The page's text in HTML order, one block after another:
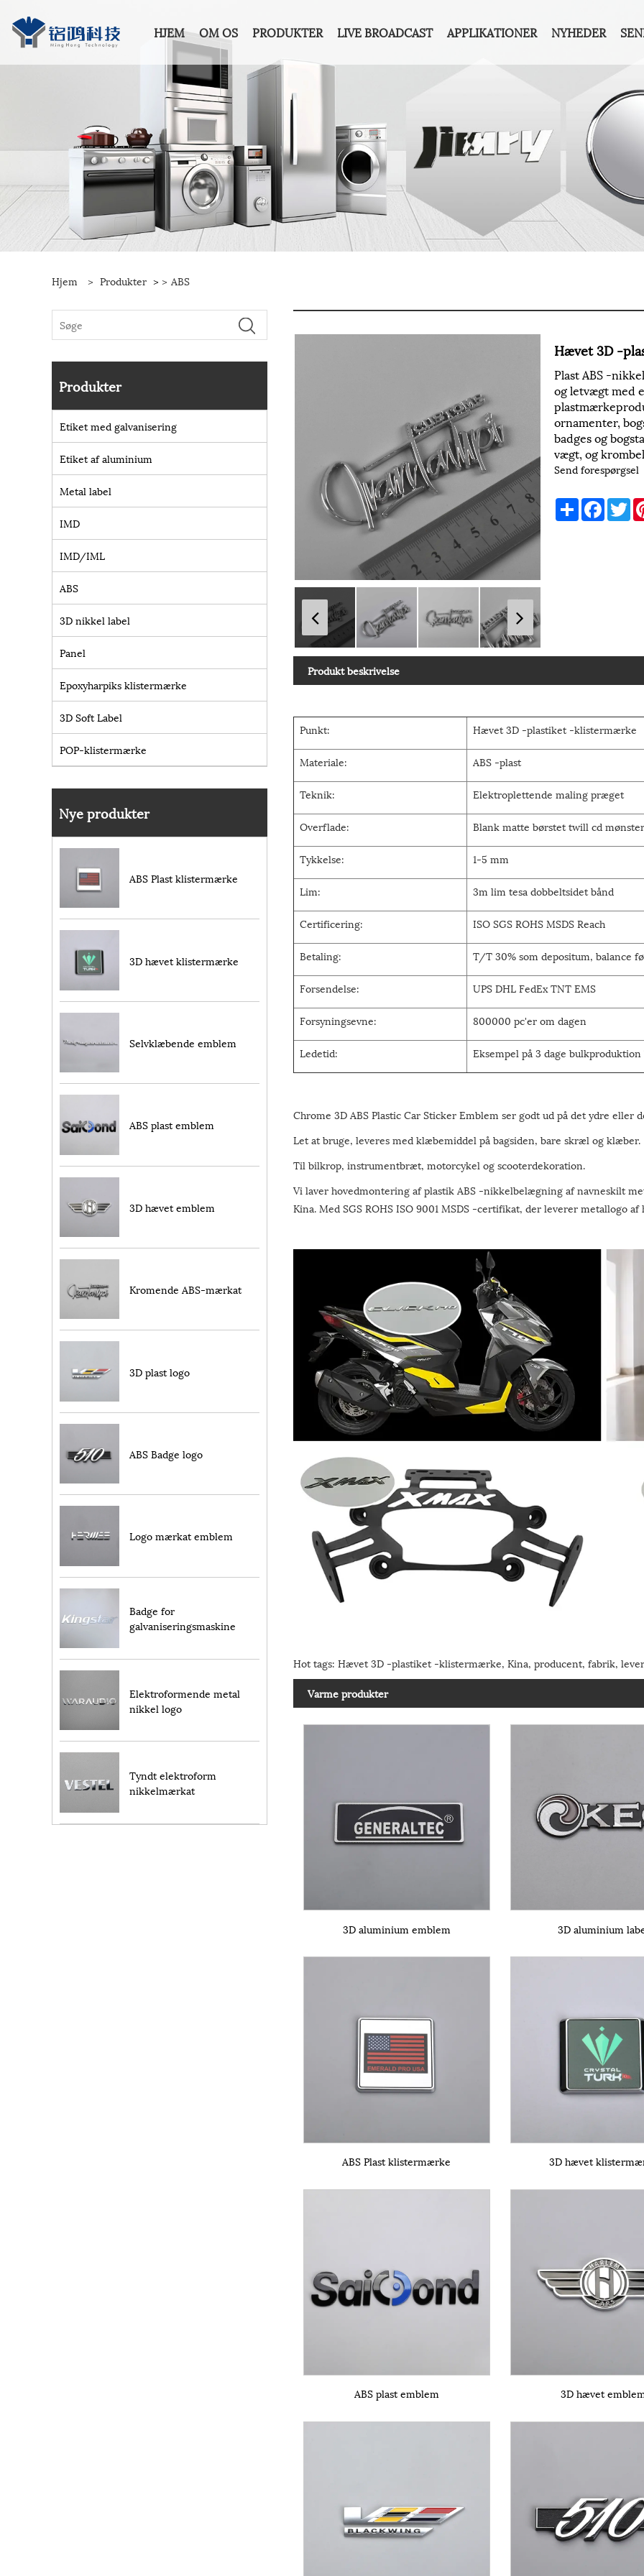
HJEM OM OS PRODUKTER LIVE BROADCAST APPLIKATIONER NYHEDER
Hjem > Produkter > > ABS
Produkter
Etiket med galvanisering
Etiket af aluminium
Metal label
IMD
IMD/IML
ABS
3D nikkel label
Panel
Epoxyharpiks klistermærke
3D Soft Label
POP-klistermærke
Nye produkter
ABS Plast klistermærke
3D hævet klistermærke
Selvklæbende emblem
ABS plast emblem
3D hævet emblem
Kromende ABS-mærkat
3D plast logo
ABS Badge logo
Logo mærkat emblem
Badge for
galvaniseringsmaskine
Elektroformende metal
nikkel logo
Tyndt elektroform
nikkelmærkat
Hævet 3D -
Plast ABS -
og letvægt med
ornamenter,
badges og
vægt, og
Send forespørgsel
Share
Produkt beskrivelse
Punkt: Hævet 3D -plastiket -klistermærke
Materiale: ABS -plast
Teknik: Elektroplettende maling præget
Overflade: Blank matte børstet twill cd mønster
Tykkelse: 1-5 mm
Lim: 3m lim tesa dobbeltsidet bånd
Certificering: ISO SGS ROHS MSDS Reach
Betaling: T/T 30% som depositum, balance
Forsendelse: UPS DHL FedEx TNT EMS
Forsyningsevne: 800000 pc'er om dagen
Ledetid: Eksempel på 3 dage bulkproduktion
Chrome 3D ABS Plastic Car Sticker Emblem ser godt ud på det ydre eller
Let at bruge, leveres med klæbemiddel på bagsiden, bare skræl og klæber.
Til bilkrop, instrumentbræt, motorcykel og scooterdekoration.
Vi laver hovedmontering af plastik ABS -nikkelbelægning af navneskilt
Kina. Med SGS ROHS ISO 9001 MSDS -certifikat, der leverer metallogo
Hot tags: Hævet 3D -plastiket -klistermærke, Kina, producent, fabrik,
Varme produkter
3D aluminium emblem 3D aluminium
ABS Plast klistermærke 3D hævet
ABS plast emblem 3D hævet